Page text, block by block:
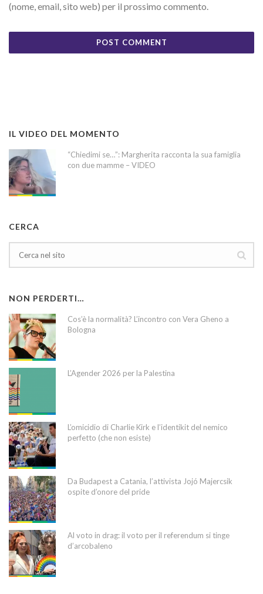
(nome, email, sito web) per il prossimo commento.
IL VIDEO DEL MOMENTO
“Chiedimi se…”: Margherita racconta la sua famiglia
con due mamme – VIDEO
CERCA
NON PERDERTI…
Cos’è la normalità? L’incontro con Vera Gheno a
Bologna
L’Agender 2026 per la Palestina
L’omicidio di Charlie Kirk e l’identikit del nemico
perfetto (che non esiste)
Da Budapest a Catania, l’attivista Jojó Majercsik
ospite d’onore del pride
Al voto in drag: il voto per il referendum si tinge
d’arcobaleno